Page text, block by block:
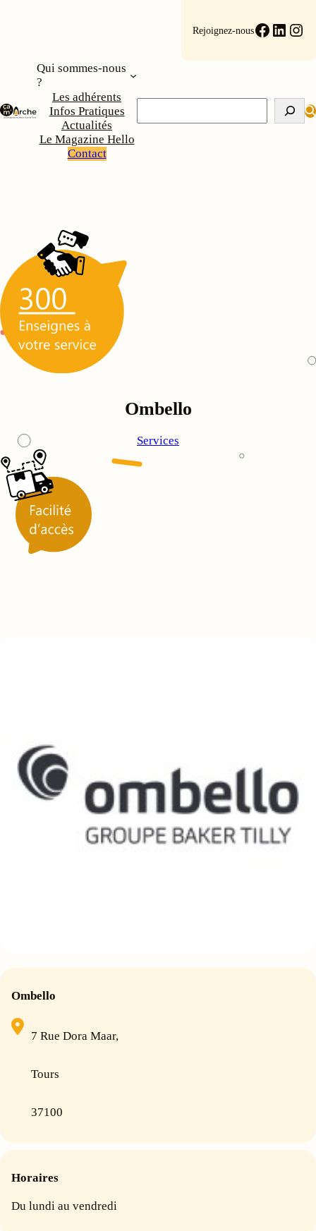
Rejoignez-nous
Qui sommes-nous
?
Les adhérents
Infos Pratiques
Actualités
Le Magazine Hello
Contact
Ombello
Services
Ombello
7 Rue Dora Maar,
Tours
37100
Horaires
Du lundi au vendredi